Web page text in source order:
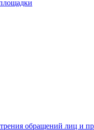
обращений лиц и